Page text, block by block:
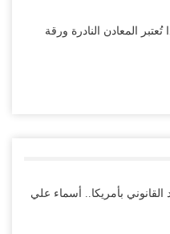
تُعتبر المعادن النادرة ورقة
القانوني بأمريكا.. أسماء علي